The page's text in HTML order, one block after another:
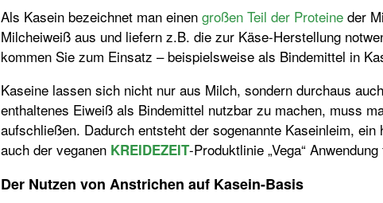
Als Kasein bezeichnet man einen großen Teil der Proteine der
Milcheiweiß aus und liefern z.B. die zur Käse-Herstellung
kommen Sie zum Einsatz – beispielsweise als Bindemittel in
Kaseine lassen sich nicht nur aus Milch, sondern durchaus
enthaltenes Eiweiß als Bindemittel nutzbar zu machen, muss
aufschließen. Dadurch entsteht der sogenannte Kaseinleim,
auch der veganen KREIDEZEIT-Produktlinie „Vega“
Der Nutzen von Anstrichen auf Kasein-Basis